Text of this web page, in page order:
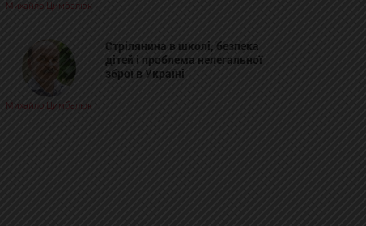
Михайло Цимбалюк
Михайло Цимбалюк
Стрілянина в школі, безпека
дітей і проблема нелегальної
зброї в Україні